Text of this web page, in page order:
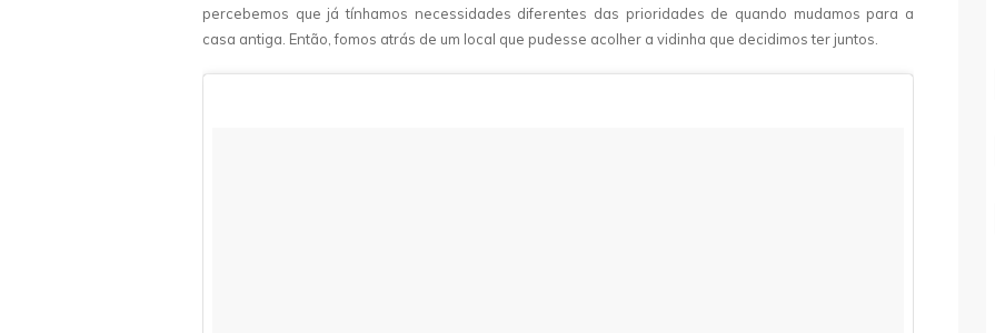
percebemos que já tínhamos necessidades diferentes das prioridades de quando mudamos para a
casa antiga. Então, fomos atrás de um local que pudesse acolher a vidinha que decidimos ter juntos.